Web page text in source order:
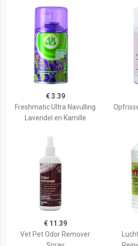
€ 3.39
Freshmatic Ultra Navulling
Lavendel en Kamille
€ 11.39
Vet Pet Odor Remover